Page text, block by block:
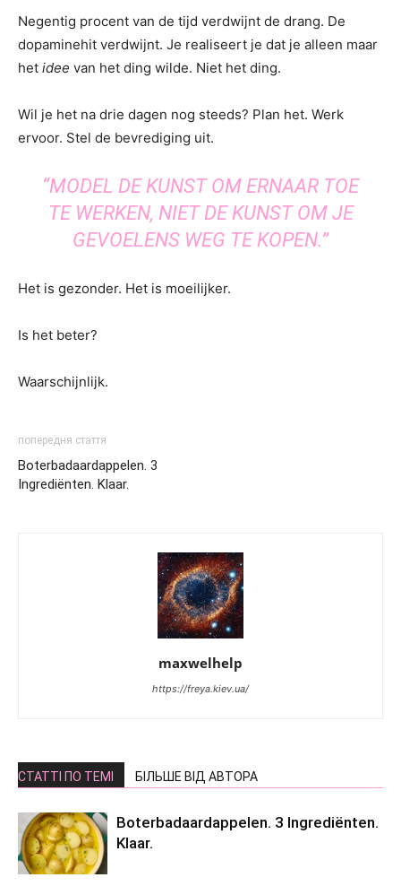
Negentig procent van de tijd verdwijnt de drang. De
dopaminehit verdwijnt. Je realiseert je dat je alleen maar
het idee van het ding wilde. Niet het ding.
Wil je het na drie dagen nog steeds? Plan het. Werk
ervoor. Stel de bevrediging uit.
“MODEL DE KUNST OM ERNAAR TOE
TE WERKEN, NIET DE KUNST OM JE
GEVOELENS WEG TE KOPEN.”
Het is gezonder. Het is moeilijker.
Is het beter?
Waarschijnlijk.
попередня стаття
Boterbadaardappelen. 3
Ingrediënten. Klaar.
maxwelhelp
https://freya.kiev.ua/
СТАТТІ ПО ТЕМІ БІЛЬШЕ ВІД АВТОРА
Boterbadaardappelen. 3 Ingrediënten.
Klaar.